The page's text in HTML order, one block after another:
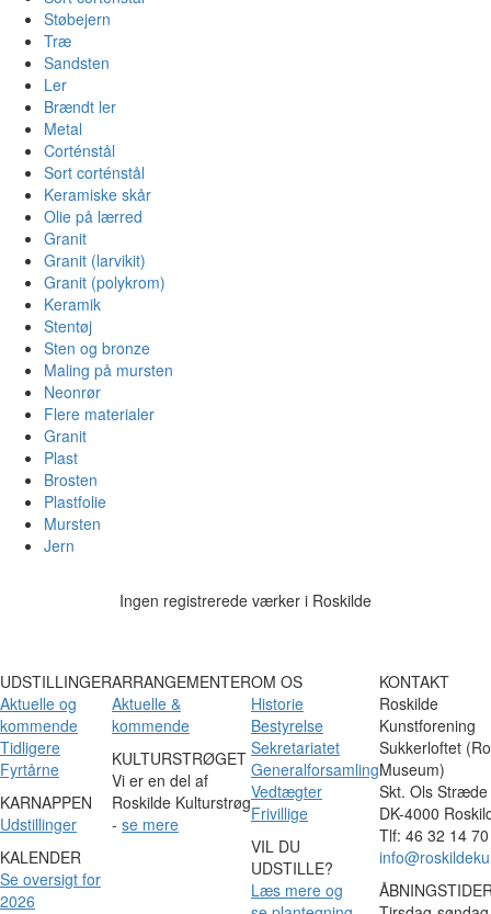
Støbejern
Træ
Sandsten
Ler
Brændt ler
Metal
Corténstål
Sort corténstål
Keramiske skår
Olie på lærred
Granit
Granit (larvikit)
Granit (polykrom)
Keramik
Stentøj
Sten og bronze
Maling på mursten
Neonrør
Flere materialer
Granit
Plast
Brosten
Plastfolie
Mursten
Jern
Ingen registrerede værker i Roskilde
UDSTILLINGER
Aktuelle og
kommende
Tidligere
Fyrtårne
KARNAPPEN
Udstillinger
KALENDER
Se oversigt for
2026
ARRANGEMENTER
Aktuelle &
kommende
KULTURSTRØGET
Vi er en del af
Roskilde Kulturstrøg
- se mere
OM OS
Historie
Bestyrelse
Sekretariatet
Generalforsamling
Vedtægter
Frivillige
VIL DU
UDSTILLE?
Læs mere og
KONTAKT
Roskilde
Kunstforening
Sukkerloftet
Museum)
Skt. Ols
DK-4000
Tlf: 46 32 14 70